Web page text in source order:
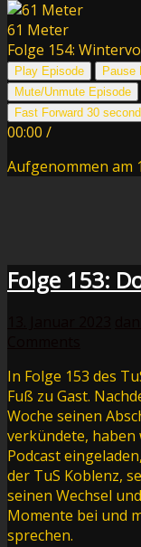
61 Meter
Folge 154:
Play Episode
Pause
Mute/Unmute Episode
Fast Forward 30
00:00 /
Aufgenommen am
Folge 153:
In Folge 153 des
Fuß zu Gast.
Woche seinen
verkündete, haben
Podcast
der TuS Koblenz,
seinen Wechsel
Momente bei und
sprechen.